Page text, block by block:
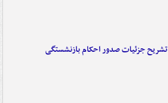
تشریح جزئیات صدور احکام بازنشستگی